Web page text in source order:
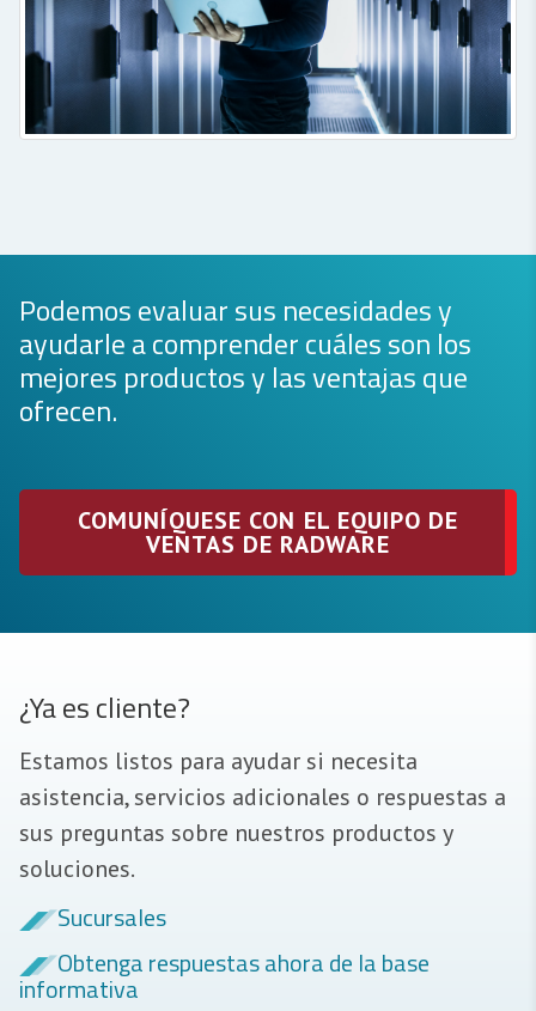
Podemos evaluar sus necesidades y
ayudarle a comprender cuáles son los
mejores productos y las ventajas que
ofrecen.
COMUNÍQUESE CON EL EQUIPO DE
VENTAS DE RADWARE
¿Ya es cliente?
Estamos listos para ayudar si necesita
asistencia, servicios adicionales o respuestas a
sus preguntas sobre nuestros productos y
soluciones.
Sucursales
Obtenga respuestas ahora de la base
informativa